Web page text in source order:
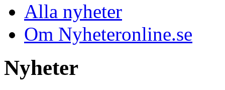
Alla nyheter
Om Nyheteronline.se
Nyheter